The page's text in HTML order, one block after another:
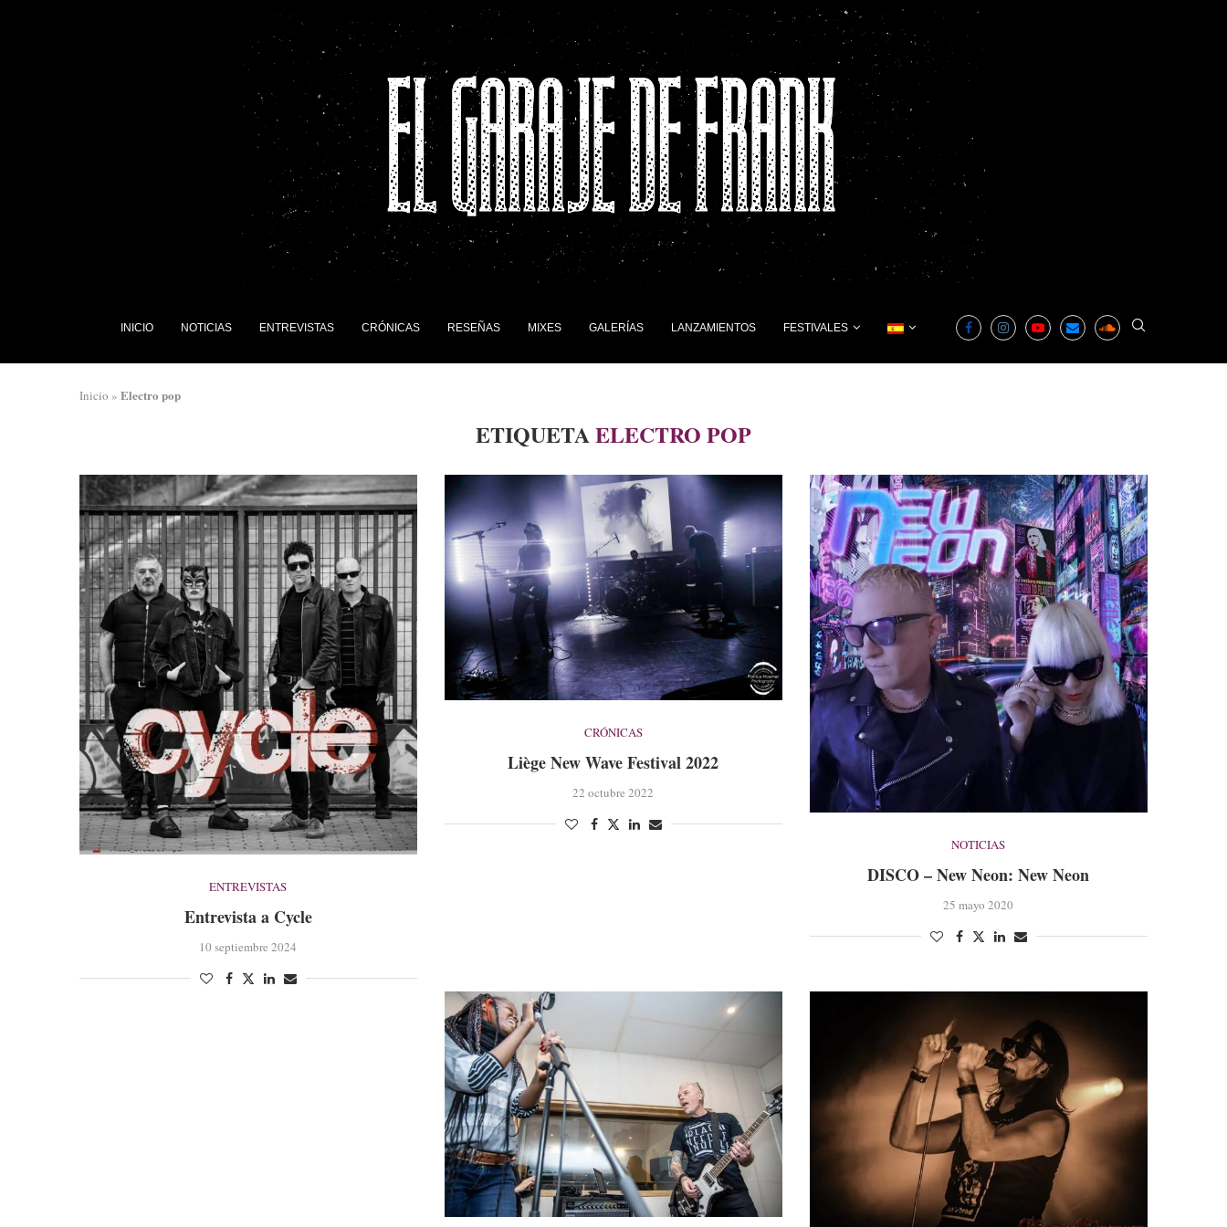
INICIO NOTICIAS ENTREVISTAS CRÓNICAS RESEÑAS MIXES GALERÍAS LANZAMIENTOS FESTIVALES
Inicio » Electro pop
ETIQUETAELECTRO POP
ENTREVISTAS
Entrevista a Cycle
10 septiembre 2024
CRÓNICAS
Liège New Wave Festival 2022
22 octubre 2022
NOTICIAS
DISCO – New Neon: New Neon
25 mayo 2020